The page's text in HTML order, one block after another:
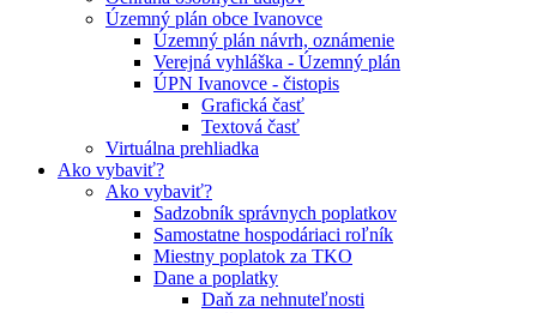
Územný plán obce Ivanovce
Územný plán návrh, oznámenie
Verejná vyhláška - Územný plán
ÚPN Ivanovce - čistopis
Grafická časť
Textová časť
Virtuálna prehliadka
Ako vybaviť?
Ako vybaviť?
Sadzobník správnych poplatkov
Samostatne hospodáriaci roľník
Miestny poplatok za TKO
Dane a poplatky
Daň za nehnuteľnosti